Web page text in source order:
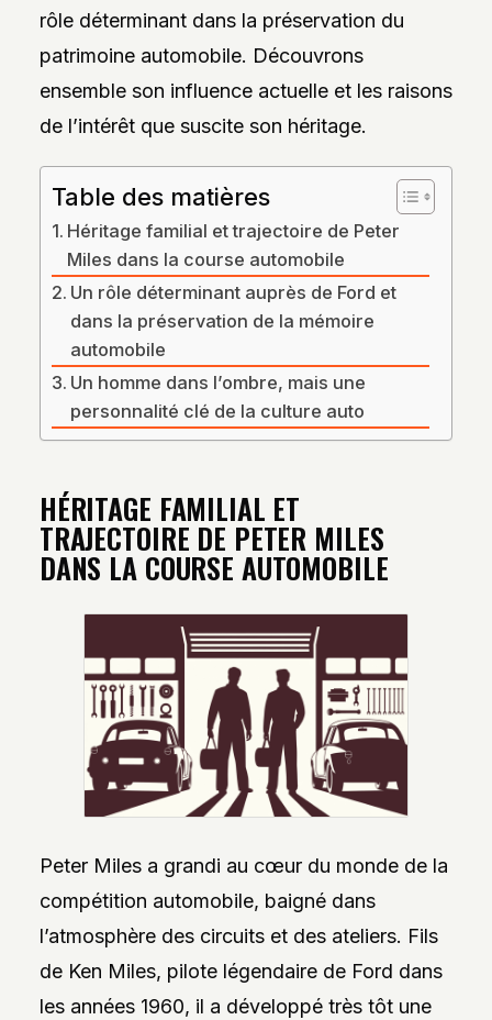
rôle déterminant dans la préservation du
patrimoine automobile. Découvrons
ensemble son influence actuelle et les raisons
de l’intérêt que suscite son héritage.
Table des matières
Héritage familial et trajectoire de Peter
Miles dans la course automobile
Un rôle déterminant auprès de Ford et
dans la préservation de la mémoire
automobile
Un homme dans l’ombre, mais une
personnalité clé de la culture auto
HÉRITAGE FAMILIAL ET
TRAJECTOIRE DE PETER MILES
DANS LA COURSE AUTOMOBILE
Peter Miles a grandi au cœur du monde de la
compétition automobile, baigné dans
l’atmosphère des circuits et des ateliers. Fils
de Ken Miles, pilote légendaire de Ford dans
les années 1960, il a développé très tôt une